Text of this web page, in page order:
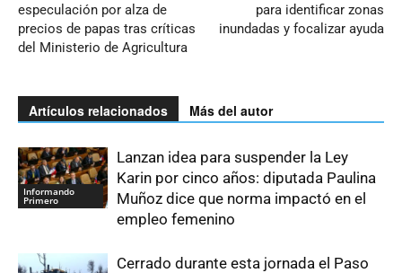
especulación por alza de
precios de papas tras críticas
del Ministerio de Agricultura
para identificar zonas
inundadas y focalizar ayuda
Artículos relacionados Más del autor
Informando
Primero
Lanzan idea para suspender la Ley
Karin por cinco años: diputada Paulina
Muñoz dice que norma impactó en el
empleo femenino
Cerrado durante esta jornada el Paso